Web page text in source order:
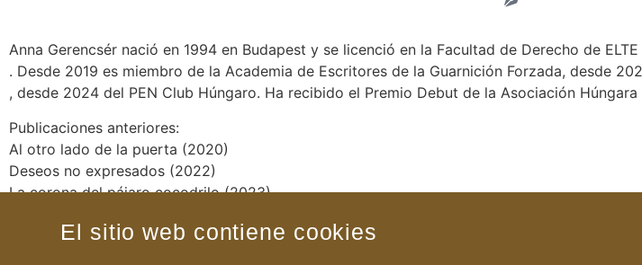
Anna Gerencsér nació en 1994 en Budapest y se licenció en la Facultad de Derecho de ELTE
. Desde 2019 es miembro de la Academia de Escritores de la Guarnición Forzada, desde
, desde 2024 del PEN Club Húngaro. Ha recibido el Premio Debut de la Asociación Húngara
Publicaciones anteriores:
Al otro lado de la puerta (2020)
Deseos no expresados (2022)
La corona del pájaro cocodrilo (2023)
El sitio web contiene cookies